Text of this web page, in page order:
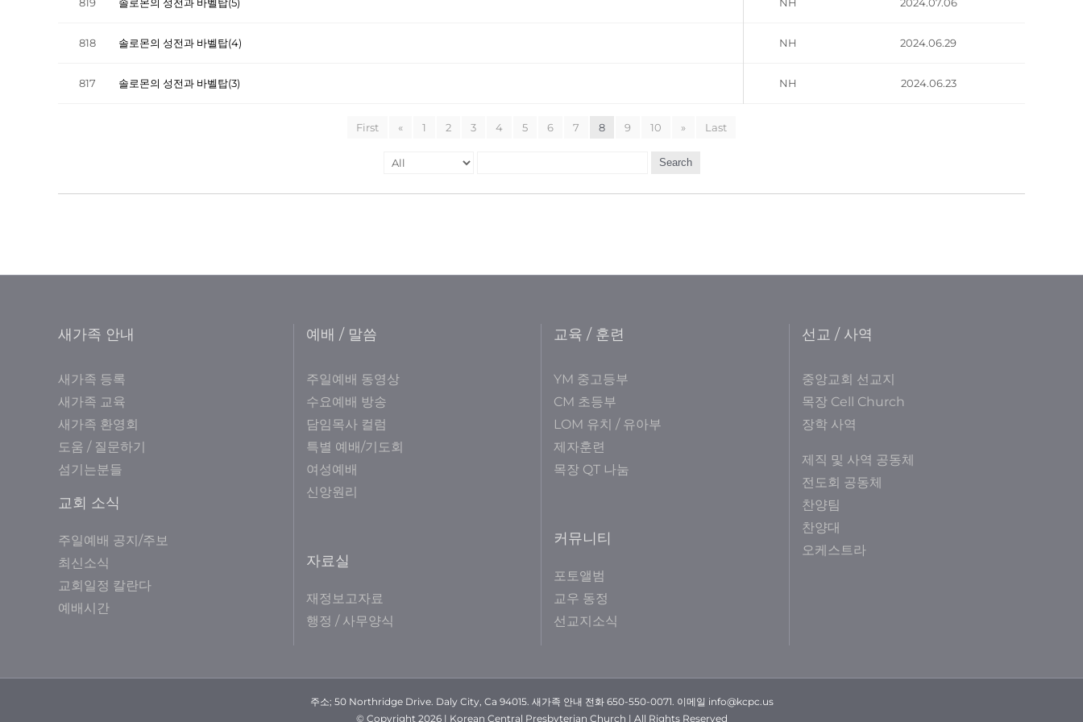
818 솔로몬의 성전과 바벨탑(4) NH 2024.06.29
817 솔로몬의 성전과 바벨탑(3) NH 2024.06.23
First « 1 2 3 4 5 6 7 8 9 10 » Last
Search
새가족 안내
새가족 등록
새가족 교육
새가족 환영회
도움 / 질문하기
섬기는분들
교회 소식
주일예배 공지/주보
최신소식
교회일정 칼란다
예배시간
예배 / 말씀
주일예배 동영상
수요예배 방송
담임목사 컬럼
특별 예배/기도회
여성예배
신앙원리
자료실
재정보고자료
행정 / 사무양식
교육 / 훈련
YM 중고등부
CM 초등부
LOM 유치 / 유아부
제자훈련
목장 QT 나눔
커뮤니티
포토앨범
교우 동정
선교지소식
선교 / 사역
중앙교회 선교지
목장 Cell Church
장학 사역
제직 및 사역 공동체
전도회 공동체
찬양팀
찬양대
오케스트라
주소; 50 Northridge Drive. Daly City, Ca 94015. 새가족 안내 전화 650-550-0071. 이메일 info@kcpc.us
© Copyright 2026 | Korean Central Presbyterian Church | All Rights Reserved